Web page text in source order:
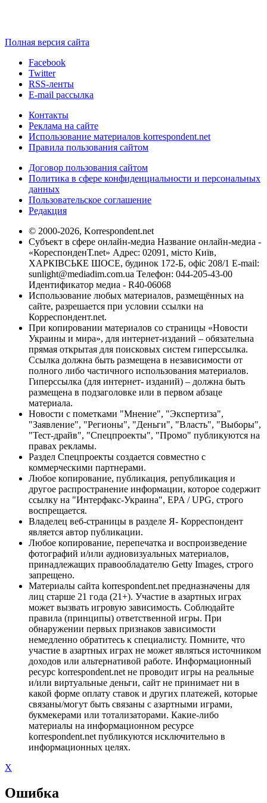
Полная версия сайта
Facebook
Twitter
RSS-ленты
E-mail рассылка
Контакты
Реклама на сайте
Использование материалов korrespondent.net
Правила пользования сайтом
Договор пользования сайтом
Политика в сфере конфиденциальности и персональных
данных
Пользовательское соглашение
Редакция
© 2000-2026, Korrespondent.net
Субъект в сфере онлайн-медиа Название онлайн-медиа -
«КореспонденТ.net» Адрес: 02091, місто Київ,
ХАРКІВСЬКЕ ШОСЕ, будинок 172-Б, офіс 208/1 E-mail:
sunlight@mediadim.com.ua Телефон: 044-205-43-00
Идентификатор медиа - R40-06068
Использование любых материалов, размещённых на
сайте, разрешается при условии ссылки на
Корреспондент.net.
При копировании материалов со страницы «Новости
Украины и мира», для интернет-изданий – обязательна
прямая открытая для поисковых систем гиперссылка.
Ссылка должна быть размещена в независимости от
полного либо частичного использования материалов.
Гиперссылка (для интернет- изданий) – должна быть
размещена в подзаголовке или в первом абзаце
материала.
Новости с пометками "Мнение", "Экспертиза",
"Заявление", "Регионы", "Деньги", "Власть", "Выборы",
"Тест-драйв", "Спецпроекты", "Промо" публикуются на
правах рекламы.
Раздел Спецпроекты создается совместно с
коммерческими партнерами.
Любое копирование, публикация, републикация и
другое распространение информации, которое содержит
ссылку на "Интерфакс-Украина", EPA / UPG, строго
воспрещается.
Владелец веб-страницы в разделе Я- Корреспондент
является автор публикации.
Любое копирование, перепечатка и воспроизведение
фотографий и/или аудиовизуальных материалов,
принадлежащих правообладателю Getty Images, строго
запрещено.
Материалы сайта korrespondent.net предназначены для
лиц старше 21 года (21+). Участие в азартных играх
может вызвать игровую зависимость. Соблюдайте
правила (принципы) ответственной игры. При
обнаружении первых признаков зависимости
немедленно обратитесь к специалисту. Помните, что
участие в азартных играх не может являться источником
доходов или альтернативой работе. Информационный
ресурс korrespondent.net не проводит игры на реальные
и/или виртуальные деньги, сайт не принимает ни в
какой форме оплату ставок и других платежей, которые
связаны/могут быть связаны с азартными играми,
букмекерами или тотализаторами. Какие-либо
материалы на информационном ресурсе
korrespondent.net публикуются исключительно в
информационных целях.
X
Ошибка